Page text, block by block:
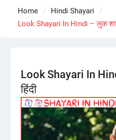
Home
Hindi Shayari
Look Shayari In Hindi – लुक
Look Shayari In
हिंदी